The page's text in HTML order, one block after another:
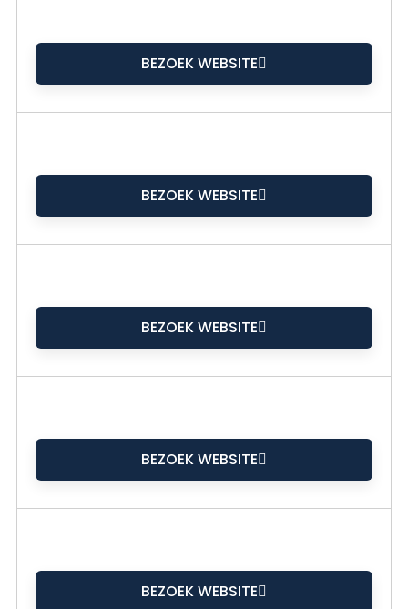
BEZOEK WEBSITE
BEZOEK WEBSITE
BEZOEK WEBSITE
BEZOEK WEBSITE
BEZOEK WEBSITE